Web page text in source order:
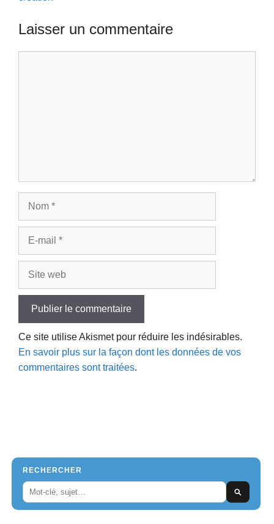
Laisser un commentaire
Ce site utilise Akismet pour réduire les indésirables.
En savoir plus sur la façon dont les données de vos
commentaires sont traitées.
RECHERCHER